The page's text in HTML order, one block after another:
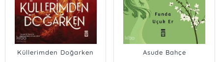
Küllerimden Doğarken Asude Bahçe